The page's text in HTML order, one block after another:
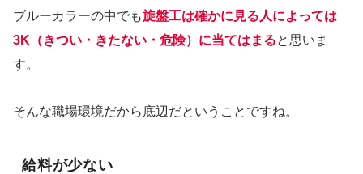
ブルーカラーの中でも旋盤工は確かに見る人によっては
3K（きつい・きたない・危険）に当てはまると思いま
す。
そんな職場環境だから底辺だということですね。
給料が少ない